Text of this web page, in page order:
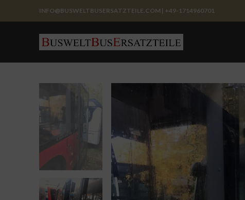
INFO@BUSWELTBUSERSATZTEILE.COM | +49-1714960701